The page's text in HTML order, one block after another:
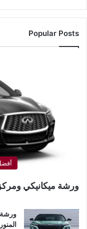
Popular Posts
ورشة ميكانيكي ومركز
ورشة